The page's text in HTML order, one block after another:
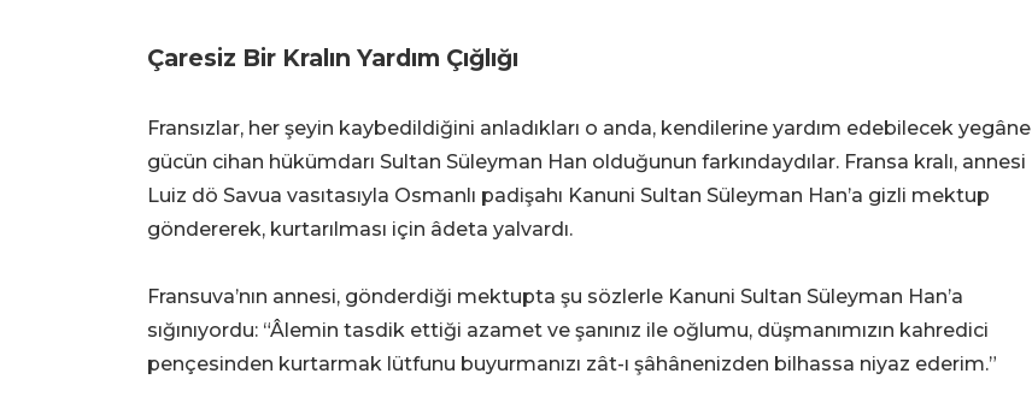
Çaresiz Bir Kralın Yardım Çığlığı
Fransızlar, her şeyin kaybedildiğini anladıkları o anda, kendilerine yardım edebilecek yegâne
gücün cihan hükümdarı Sultan Süleyman Han olduğunun farkındaydılar. Fransa kralı, annesi
Luiz dö Savua vasıtasıyla Osmanlı padişahı Kanuni Sultan Süleyman Han’a gizli mektup
göndererek, kurtarılması için âdeta yalvardı.
Fransuva’nın annesi, gönderdiği mektupta şu sözlerle Kanuni Sultan Süleyman Han’a
sığınıyordu: “Âlemin tasdik ettiği azamet ve şanınız ile oğlumu, düşmanımızın kahredici
pençesinden kurtarmak lütfunu buyurmanızı zât-ı şâhânenizden bilhassa niyaz ederim.”